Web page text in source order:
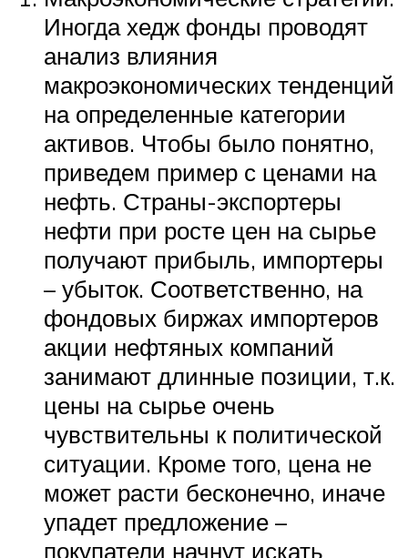
Иногда хедж фонды проводят
анализ влияния
макроэкономических тенденций
на определенные категории
активов. Чтобы было понятно,
приведем пример с ценами на
нефть. Страны-экспортеры
нефти при росте цен на сырье
получают прибыль, импортеры
– убыток. Соответственно, на
фондовых биржах импортеров
акции нефтяных компаний
занимают длинные позиции, т.к.
цены на сырье очень
чувствительны к политической
ситуации. Кроме того, цена не
может расти бесконечно, иначе
упадет предложение –
покупатели начнут искать